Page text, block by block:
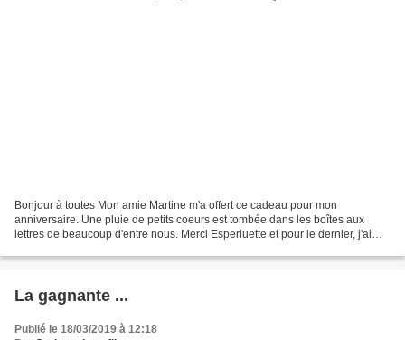
Bonjour à toutes Mon amie Martine m'a offert ce cadeau pour mon
anniversaire. Une pluie de petits coeurs est tombée dans les boîtes aux
lettres de beaucoup d'entre nous. Merci Esperluette et pour le dernier, j'ai
La gagnante ...
Publié le 18/03/2019 à 12:18